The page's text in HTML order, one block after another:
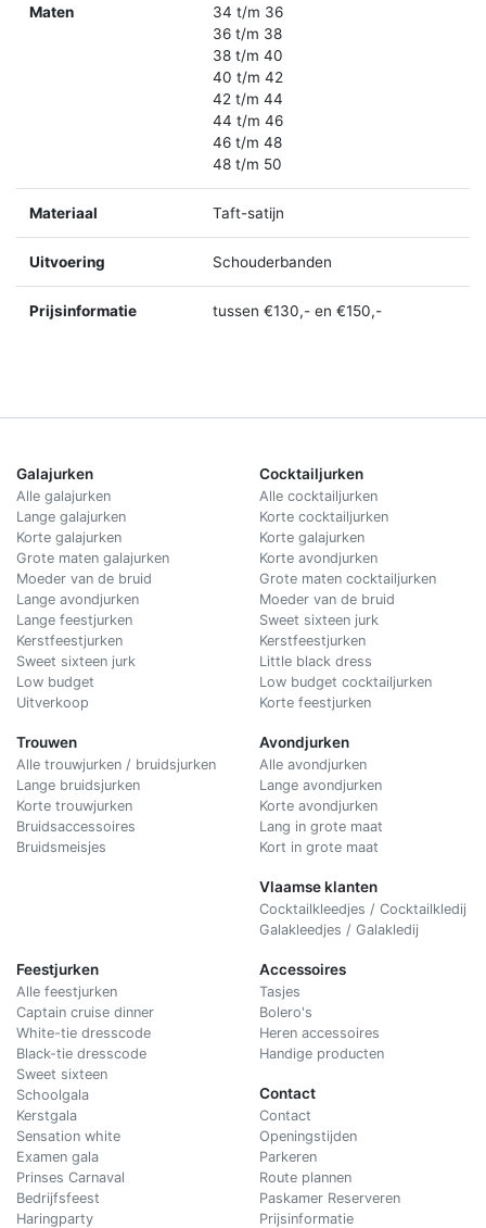
Maten
34 t/m 36
36 t/m 38
38 t/m 40
40 t/m 42
42 t/m 44
44 t/m 46
46 t/m 48
48 t/m 50
Materiaal Taft-satijn
Uitvoering Schouderbanden
Prijsinformatie tussen €130,- en €150,-
Galajurken
Alle galajurken
Lange galajurken
Korte galajurken
Grote maten galajurken
Moeder van de bruid
Lange avondjurken
Lange feestjurken
Kerstfeestjurken
Sweet sixteen jurk
Low budget
Uitverkoop
Trouwen
Alle trouwjurken / bruidsjurken
Lange bruidsjurken
Korte trouwjurken
Bruidsaccessoires
Bruidsmeisjes
Cocktailjurken
Alle cocktailjurken
Korte cocktailjurken
Korte galajurken
Korte avondjurken
Grote maten cocktailjurken
Moeder van de bruid
Sweet sixteen jurk
Kerstfeestjurken
Little black dress
Low budget cocktailjurken
Korte feestjurken
Avondjurken
Alle avondjurken
Lange avondjurken
Korte avondjurken
Lang in grote maat
Kort in grote maat
Vlaamse klanten
Cocktailkleedjes / Cocktailkledij
Galakleedjes / Galakledij
Feestjurken
Alle feestjurken
Captain cruise dinner
White-tie dresscode
Black-tie dresscode
Sweet sixteen
Schoolgala
Kerstgala
Sensation white
Examen gala
Prinses Carnaval
Bedrijfsfeest
Haringparty
Accessoires
Tasjes
Bolero's
Heren accessoires
Handige producten
Contact
Contact
Openingstijden
Parkeren
Route plannen
Paskamer Reserveren
Prijsinformatie